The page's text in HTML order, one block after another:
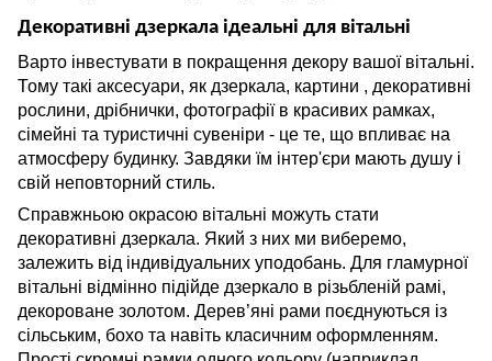
Декоративні дзеркала ідеальні для вітальні
Варто інвестувати в покращення декору вашої вітальні.
Тому такі аксесуари, як дзеркала, картини , декоративні
рослини, дрібнички, фотографії в красивих рамках,
сімейні та туристичні сувеніри - це те, що впливає на
атмосферу будинку. Завдяки їм інтер'єри мають душу і
свій неповторний стиль.
Справжньою окрасою вітальні можуть стати
декоративні дзеркала. Який з них ми виберемо,
залежить від індивідуальних уподобань. Для гламурної
вітальні відмінно підійде дзеркало в різьбленій рамі,
декороване золотом. Дерев’яні рами поєднуються із
сільським, бохо та навіть класичним оформленням.